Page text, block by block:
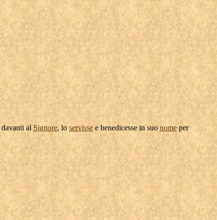
davanti al Signore, loservisse e benedicesse in suo nomeper